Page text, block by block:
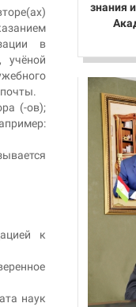
в
учёной
(-ов);
к
наук
знания